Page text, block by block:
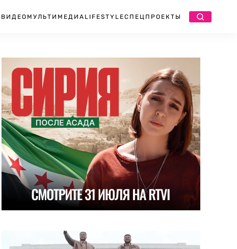
ВИДЕО МУЛЬТИМЕДИА LIFESTYLEСПЕЦПРОЕКТЫ